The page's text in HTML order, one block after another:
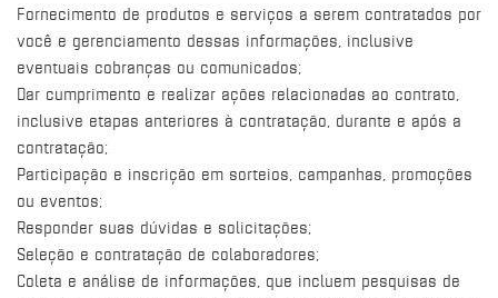
Fornecimento de produtos e serviços a serem contratados por
você e gerenciamento dessas informações, inclusive
eventuais cobranças ou comunicados;
Dar cumprimento e realizar ações relacionadas ao contrato,
inclusive etapas anteriores à contratação, durante e após a
contratação;
Participação e inscrição em sorteios, campanhas, promoções
ou eventos;
Responder suas dúvidas e solicitações;
Seleção e contratação de colaboradores;
Coleta e análise de informações, que incluem pesquisas de